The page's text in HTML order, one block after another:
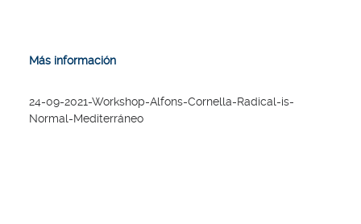
Más información
24-09-2021-Workshop-Alfons-Cornella-Radical-is-
Normal-Mediterráneo